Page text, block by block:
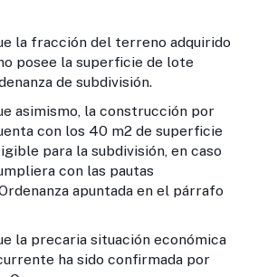
del terreno adquirido
posee la superficie de lote
de subdivisión.
la construcción por
con los 40 m2 de superficie
para la subdivisión, en caso
con las pautas
apuntada en el párrafo
situación económica
ha sido confirmada por